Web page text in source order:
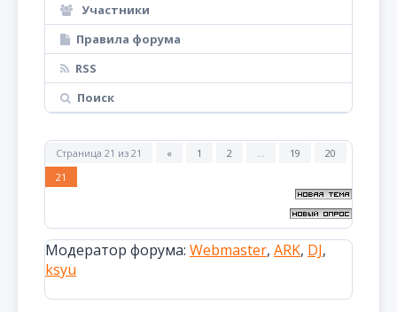
Участники
Правила форума
RSS
Поиск
Страница 21 из 21 « 1 2 … 19
20
21
Модератор форума: Webmaster, ARK, DJ,
ksyu